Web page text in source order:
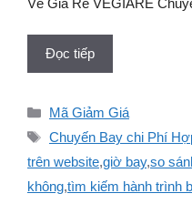
Vé Giá Rẻ VEGIARE
Đọc tiếp
Danh
mục
Mã Giảm Giá
Thẻ
Chuyến Bay chi Phí
trên website,giờ bay,so
không,tìm kiếm hành trình